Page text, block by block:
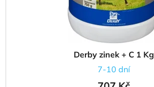
Derby zinek + C 1 Kg
7-10 dní